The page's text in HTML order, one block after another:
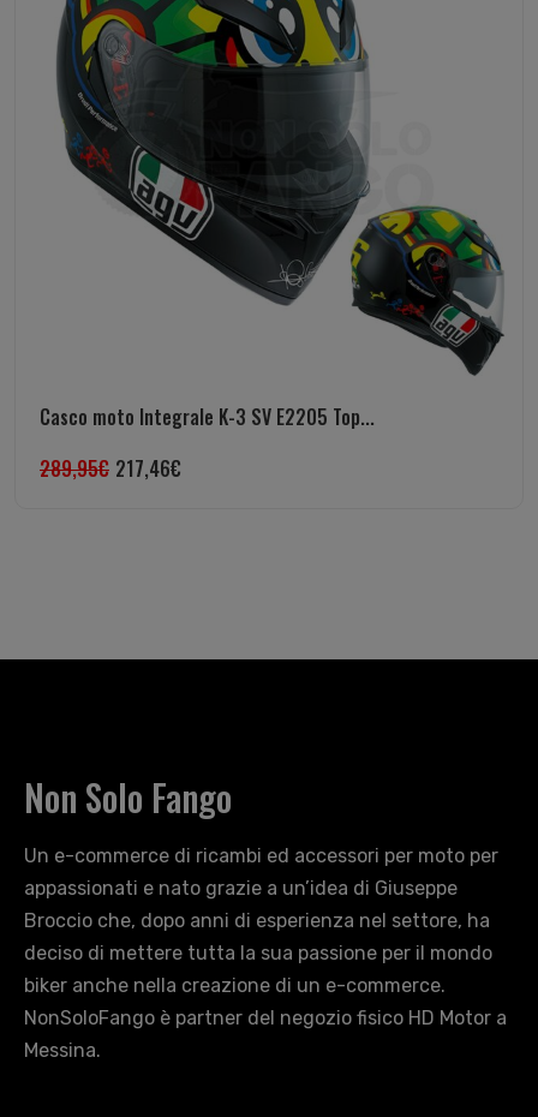
Casco moto Integrale K-3 SV E2205 Top...
289,95€ 217,46€
Non Solo Fango
Un e-commerce di ricambi ed accessori per moto per
appassionati e nato grazie a un’idea di Giuseppe
Broccio che, dopo anni di esperienza nel settore, ha
deciso di mettere tutta la sua passione per il mondo
biker anche nella creazione di un e-commerce.
NonSoloFango è partner del negozio fisico HD Motor a
Messina.